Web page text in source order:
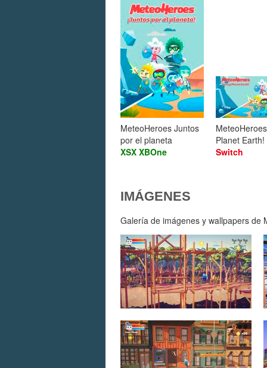
MeteoHeroes Juntos
por el planeta
XSX XBOne
Planet Earth!
Switch
IMÁGENES
Galería de imágenes y wallpapers de